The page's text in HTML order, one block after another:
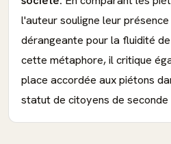
l'auteur souligne leur
dérangeante pour la fluidité
cette métaphore, il critique
place accordée aux piétons
statut de citoyens de seconde